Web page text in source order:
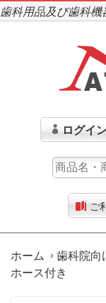
歯科用品及び歯科機
ログイ
ご
ホーム 歯科院向
ホース付き